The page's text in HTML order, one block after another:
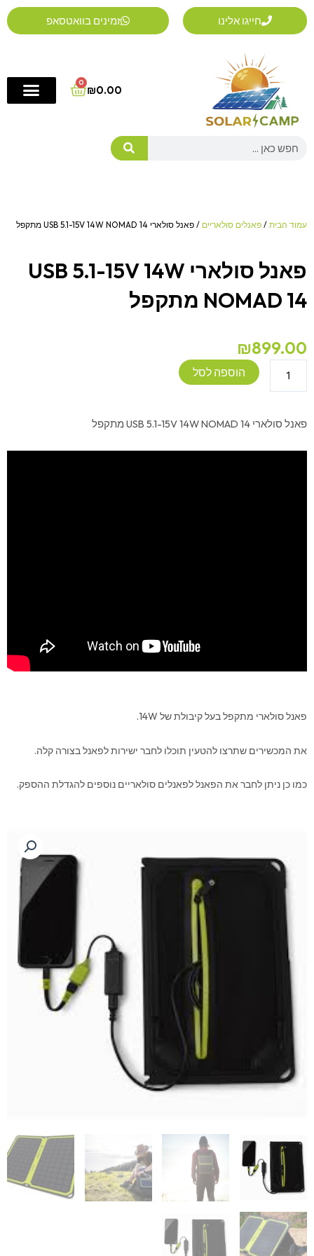
דילוג
לתוכן
חייגו אלינו זמינים בוואטסאפ
₪0.00
0
Cart
Search
עמוד הבית / פאנלים סולאריים / פאנל סולארי USB 5.1-15V 14W NOMAD 14 מתקפל
פאנל סולארי USB 5.1-15V 14W
NOMAD 14 מתקפל
₪899.00
סולארי
5.1-
הוספה לסל
פאנל סולארי USB 5.1-15V 14W NOMAD 14 מתקפל
פאנל סולארי מתקפל בעל קיבולת של 14W.
את המכשירים שתרצו להטעין תוכלו לחבר ישירות לפאנל בצורה קלה.
כמו כן ניתן לחבר את הפאנל לפאנלים סולאריים נוספים להגדלת ההספק.